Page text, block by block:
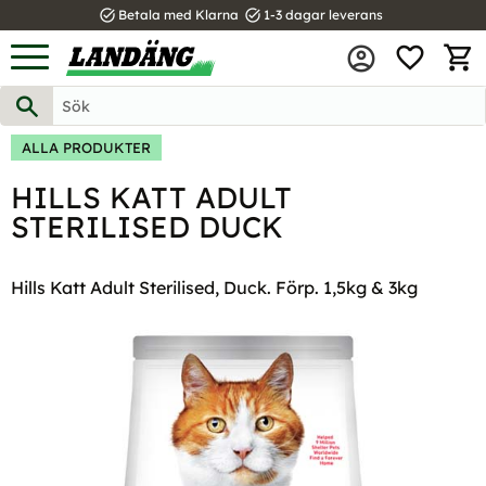
Meny
task_alt Betala med Klarna task_alt 1-3 dagar leverans
ALLA PRODUKTER
HILLS KATT ADULT
STERILISED DUCK
Hills Katt Adult Sterilised, Duck. Förp. 1,5kg & 3kg